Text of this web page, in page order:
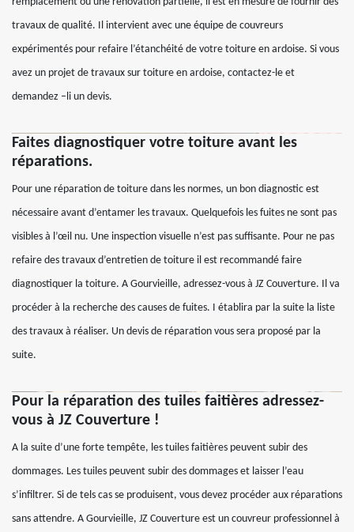
travaux de qualité. Il intervient avec une équipe de couvreurs
expérimentés pour refaire l’étanchéité de votre toiture en ardoise. Si vous
avez un projet de travaux sur toiture en ardoise, contactez-le et
demandez –li un devis.
Faites diagnostiquer votre toiture avant les
réparations.
Pour une réparation de toiture dans les normes, un bon diagnostic est
nécessaire avant d’entamer les travaux. Quelquefois les fuites ne sont pas
visibles à l’œil nu. Une inspection visuelle n’est pas suffisante. Pour ne pas
refaire des travaux d’entretien de toiture il est recommandé faire
diagnostiquer la toiture. A Gourvieille, adressez-vous à JZ Couverture. Il va
procéder à la recherche des causes de fuites. I établira par la suite la liste
des travaux à réaliser. Un devis de réparation vous sera proposé par la
suite.
Pour la réparation des tuiles faitières adressez-
vous à JZ Couverture !
A la suite d’une forte tempête, les tuiles faitières peuvent subir des
dommages. Les tuiles peuvent subir des dommages et laisser l’eau
s’infiltrer. Si de tels cas se produisent, vous devez procéder aux réparations
sans attendre. A Gourvieille, JZ Couverture est un couvreur professionnel à